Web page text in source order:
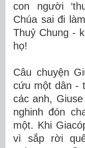
con người
Chúa sai đi
Thuỷ Chung -
họ!
Câu chuyện
cứu một dân -
các anh,
nghinh đón
một. Khi
vì sắp rời